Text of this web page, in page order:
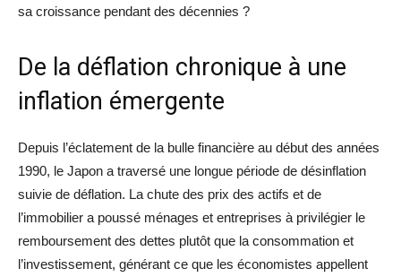
sa croissance pendant des décennies ?
De la déflation chronique à une
inflation émergente
Depuis l’éclatement de la bulle financière au début des années
1990, le Japon a traversé une longue période de désinflation
suivie de déflation. La chute des prix des actifs et de
l’immobilier a poussé ménages et entreprises à privilégier le
remboursement des dettes plutôt que la consommation et
l’investissement, générant ce que les économistes appellent